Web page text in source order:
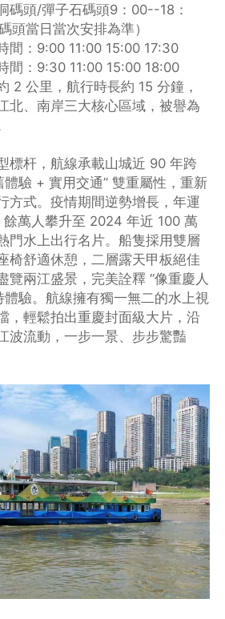
碼頭/彈子石碼頭9：00--18：
頭當日當次安排為準）
間：9:00 11:00 15:00 17:30
間：9:30 11:00 15:00 18:00
2 公里，航行時長約 15 分鐘，
北、南岸三大核心區域，被譽為
標杆，航線承載山城近 90 年跨
體驗 + 實用交通” 雙重屬性，重新
方式。疫情期間逆勢增長，年運
萬人攀升至 2024 年近 100 萬
門水上出行名片。船隻採用雙層
椅舒適休憩，二層露天甲板絕佳
覽兩江盛景，完美詮釋 “像重慶人
體驗。航線擁有獨一無二的水上視
，輕鬆拍出重慶封面級大片，沿
波流動，一步一景、步步驚豔